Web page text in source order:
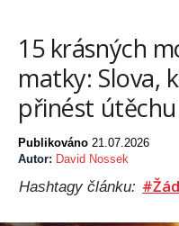
15 krásných
matky: Slova,
přinést
Publikováno 21.07.2026
Autor: David Nossek
Hashtagy článku: